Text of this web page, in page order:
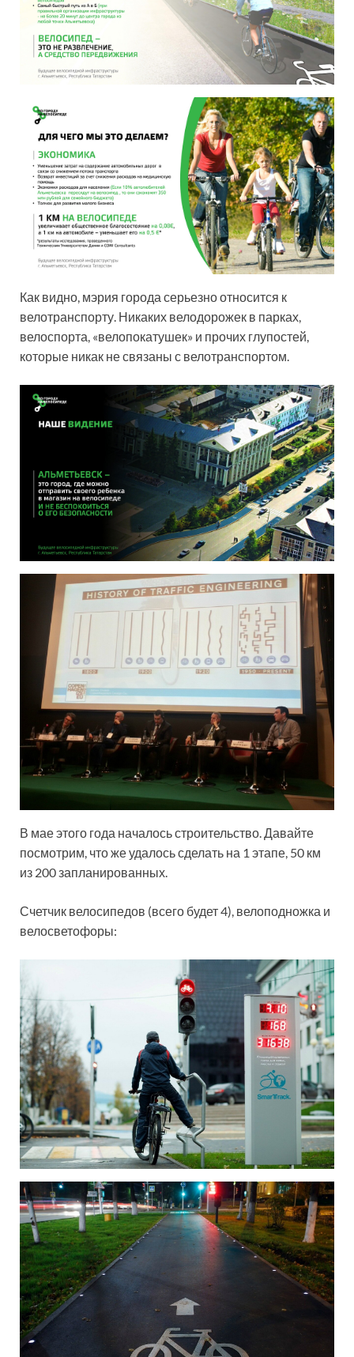
Как видно, мэрия города серьезно относится к
велотранспорту. Никаких велодорожек в парках,
велоспорта, «велопокатушек» и прочих глупостей,
которые никак не связаны с велотранспортом.
В мае этого года началось строительство. Давайте
посмотрим, что же удалось сделать на 1 этапе, 50 км
из 200 запланированных.
Счетчик велосипедов (всего будет 4), велоподножка и
велосветофоры: